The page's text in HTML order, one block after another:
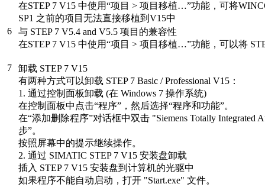
在STEP 7 V15 中使用“项目 > 项目移植…”功能，可将
SP1 之前的项目无法直接移植到V15中
6
与 STEP 7 V5.4 and V5.5 项目的兼容性
在STEP 7 V15 中使用“项目 > 项目移植…”功能，可以将
7
卸载 STEP 7 V15
有两种方式可以卸载 STEP 7 Basic / Professional V15：
1. 通过控制面板卸载 (在 Windows 7 操作系统)
在控制面板中点击“程序”，然后选择“程序和功能”。
在“添加删除程序”对话框中双击 "Siemens Totally
步”。
按照屏幕中的提示继续操作。
2. 通过 SIMATIC STEP 7 V15 安装盘卸载
插入 STEP 7 V15 安装盘到计算机的光驱中
如果程序不能自动启动，打开 "Start.exe" 文件。